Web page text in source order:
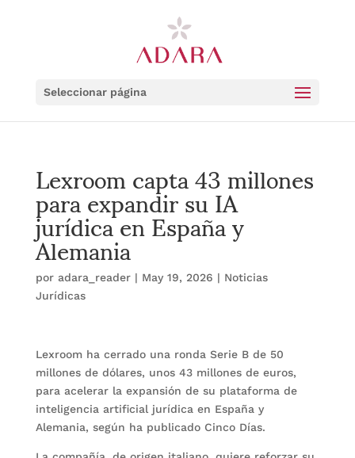
Seleccionar página
Lexroom capta 43 millones
para expandir su IA
jurídica en España y
Alemania
por adara_reader| May 19, 2026 | Noticias
Jurídicas
Lexroom ha cerrado una ronda Serie B de 50
millones de dólares, unos 43 millones de euros,
para acelerar la expansión de su plataforma de
inteligencia artificial jurídica en España y
Alemania, según ha publicado Cinco Días.